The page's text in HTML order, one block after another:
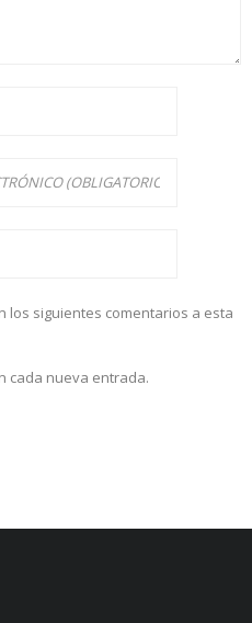
los siguientes comentarios a esta
cada nueva entrada.